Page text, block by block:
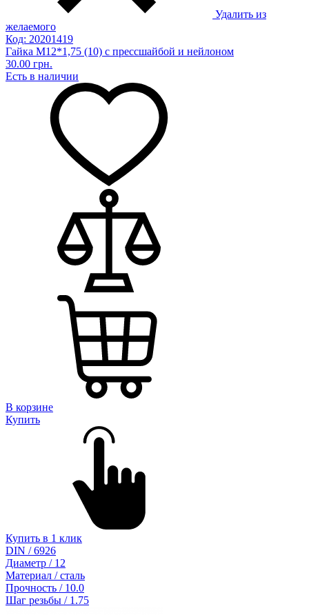
Удалить из
желаемого
Код: 20201419
Гайка М12*1,75 (10) с прессшайбой и нейлоном
30.00 грн.
Есть в наличии
В корзине
Купить
Купить в 1 клик
DIN / 6926
Диаметр / 12
Материал / сталь
Прочность / 10.0
Шаг резьбы / 1.75